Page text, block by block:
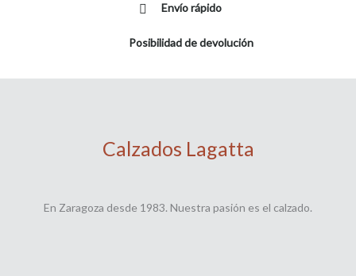
Envío rápido
Posibilidad de devolución
Calzados Lagatta
En Zaragoza desde 1983. Nuestra pasión es el calzado.